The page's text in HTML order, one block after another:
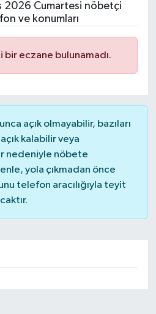
2026 Cumartesi nöbetçi
ve konumları
eczane bulunamadı.
açık olmayabilir, bazıları
kalabilir veya
nedeniyle nöbete
yola çıkmadan önce
telefon aracılığıyla teyit